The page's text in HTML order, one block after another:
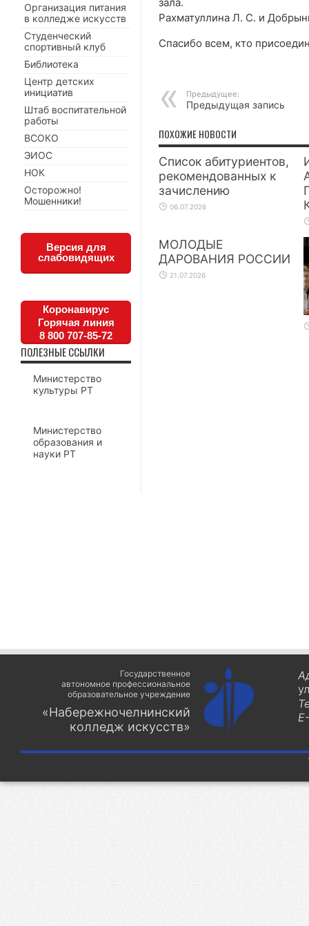
Рахматуллина Л. С. и
Спасибо всем, кто
Предыдущее:
Предыдущая запись
ПОХОЖИЕ НОВОСТИ
Список абитуриентов,
рекомендованных к
зачислению
06.07.2026
МОЛОДЫЕ
ДАРОВАНИЯ РОССИИ
21.07.2026
Организация питания
в колледже искусств
Студенческий
спортивный клуб
Библиотека
Центр детских
инициатив
Штаб воспитательной
работы
ВСОКО
ЭИОС
НОК
Осторожно!
Мошенники!
Версия для
слабовидящих
Коронавирус
Горячая линия
8 800 707-85-72
ПОЛЕЗНЫЕ ССЫЛКИ
Министерство
культуры РТ
Министерство
образования и
науки РТ
Государственное
автономное профессиональное
образовательное учреждение
«Набережночелнинский
колледж искусств»